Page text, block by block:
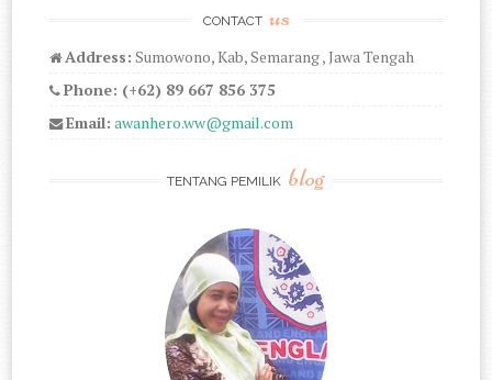
CONTACT us
Address: Sumowono, Kab, Semarang , Jawa Tengah
Phone: (+62) 89 667 856 375
Email: awanhero.ww@gmail.com
TENTANG PEMILIK blog